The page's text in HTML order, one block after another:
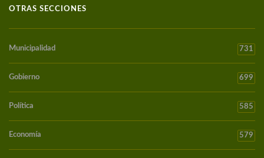
OTRAS SECCIONES
Municipalidad 731
Gobierno 699
Política 585
Economía 579